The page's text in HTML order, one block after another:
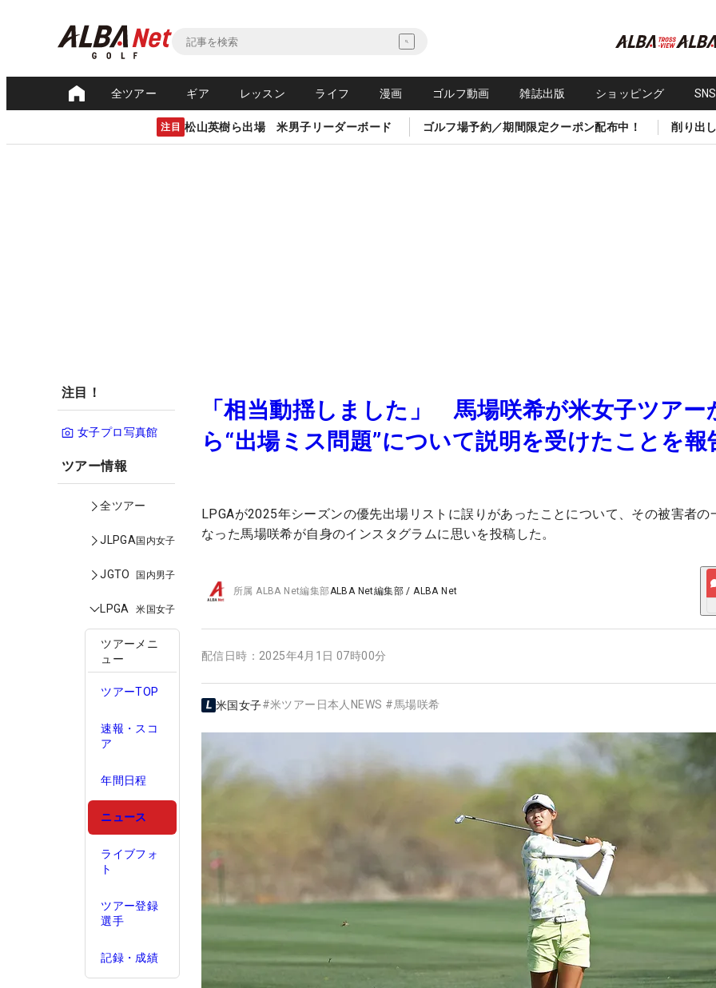
全ツアー ギア レッスン ライフ 漫画 ゴルフ動画 雑誌出版 ショッピング
注目 松山英樹ら出場 米男子リーダーボード ゴルフ場予約／期間限定クーポン配布中！ 削り出
注目！
女子プロ写真館
ツアー情報
全ツアー
JLPGA国内女子
JGTO 国内男子
LPGA 米国女子
ツアーメニ
ュー
ツアーTOP
速報・スコ
ア
年間日程
ニュース
ライブフォ
ト
ツアー登録
選手
記録・成績
「相当動揺しました」 馬場咲希が米女子ツアー
ら“出場ミス問題”について説明を受けたことを報
LPGAが2025年シーズンの優先出場リストに誤りがあったことについて、その被害者の
なった馬場咲希が自身のインスタグラムに思いを投稿した。
所属ALBA Net編集部ALBA Net編集部 /ALBA Net
配信日時： 2025年4月1日 07時00分
米国女子#米ツアー日本人NEWS #馬場咲希